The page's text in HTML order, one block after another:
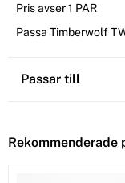
Pris avser 1 PAR
Passa Timberwolf
Passar till
Rekommenderade